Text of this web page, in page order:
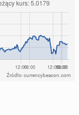
Źródło: currencybeacon.com